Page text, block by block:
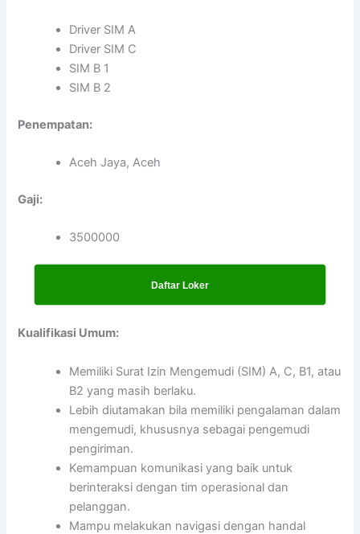
Driver SIM A
Driver SIM C
SIM B 1
SIM B 2
Penempatan:
Aceh Jaya, Aceh
Gaji:
3500000
Daftar Loker
Kualifikasi Umum:
Memiliki Surat Izin Mengemudi (SIM) A, C, B1, atau
B2 yang masih berlaku.
Lebih diutamakan bila memiliki pengalaman dalam
mengemudi, khususnya sebagai pengemudi
pengiriman.
Kemampuan komunikasi yang baik untuk
berinteraksi dengan tim operasional dan
pelanggan.
Mampu melakukan navigasi dengan handal